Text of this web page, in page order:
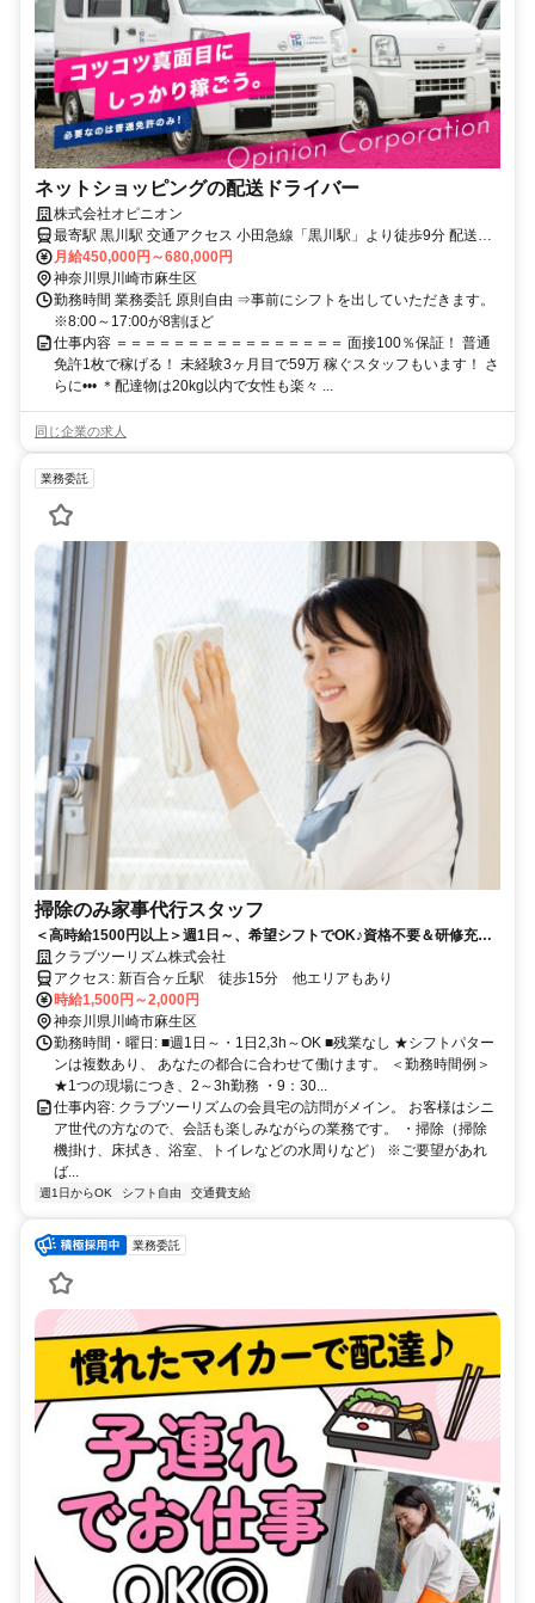
ネットショッピングの配送ドライバー
株式会社オピニオン
最寄駅 黒川駅 交通アクセス 小田急線「黒川駅」より徒歩9分 配送エ
リア：東京都・神奈川県
月給450,000円～680,000円
神奈川県川崎市麻生区
勤務時間 業務委託 原則自由 ⇒事前にシフトを出していただきます。
※8:00～17:00が8割ほど
仕事内容 ＝＝＝＝＝＝＝＝＝＝＝＝＝＝＝＝ 面接100％保証！ 普通
免許1枚で稼げる！ 未経験3ヶ月目で59万 稼ぐスタッフもいます！ さ
らに••• ＊配達物は20kg以内で女性も楽々 ...
同じ企業の求人
業務委託
掃除のみ家事代行スタッフ
＜高時給1500円以上＞週1日～、希望シフトでOK♪資格不要＆研修充実
で未経験も安心★勤務エリア多数◎直行直帰で通勤ラクラク♪【旅行会社
クラブツーリズムの家事代行サービス】
クラブツーリズム株式会社
アクセス: 新百合ヶ丘駅 徒歩15分 他エリアもあり
時給1,500円～2,000円
神奈川県川崎市麻生区
勤務時間・曜日: ■週1日～・1日2,3h～OK ■残業なし ★シフトパター
ンは複数あり、 あなたの都合に合わせて働けます。 ＜勤務時間例＞
★1つの現場につき、2～3h勤務 ・9：30...
仕事内容: クラブツーリズムの会員宅の訪問がメイン。 お客様はシニ
ア世代の方なので、会話も楽しみながらの業務です。 ・掃除（掃除
機掛け、床拭き、浴室、トイレなどの水周りなど） ※ご要望があれ
ば...
週1日からOK シフト自由 交通費支給
業務委託